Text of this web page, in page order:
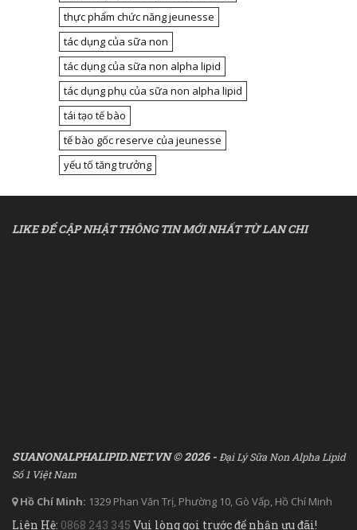
thực phẩm chức năng jeunesse
tác dụng của sữa non
tác dụng của sữa non alpha lipid
tác dụng phụ của sữa non alpha lipid
tái tạo tế bào
tế bào gốc reserve của jeunesse
yếu tố tăng trưởng
LIKE ĐỂ CẬP NHẬT THÔNG TIN MỚI NHẤT TỪ LAN CHI
SUANONALPHALIPID.NET.VN © 2026 -Đại Lý Sữa Non Alpha Lipid
Số 1 Việt Nam
Hồ Chí Minh: 1329 Phan Văn Trị, Phường 10, Gò Vấp, Hồ Chí Minh
Liên Hệ: 0868 243 345 Vui lòng gọi trước để nhận ưu đãi!